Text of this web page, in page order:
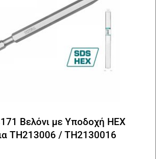
Βελόνι με Υποδοχή HEX
TH213006 / TH2130016